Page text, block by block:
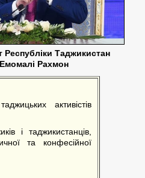
Республіки Таджикистан
Емомалі Рахмон
активістів
і таджикистанців,
та конфесійної